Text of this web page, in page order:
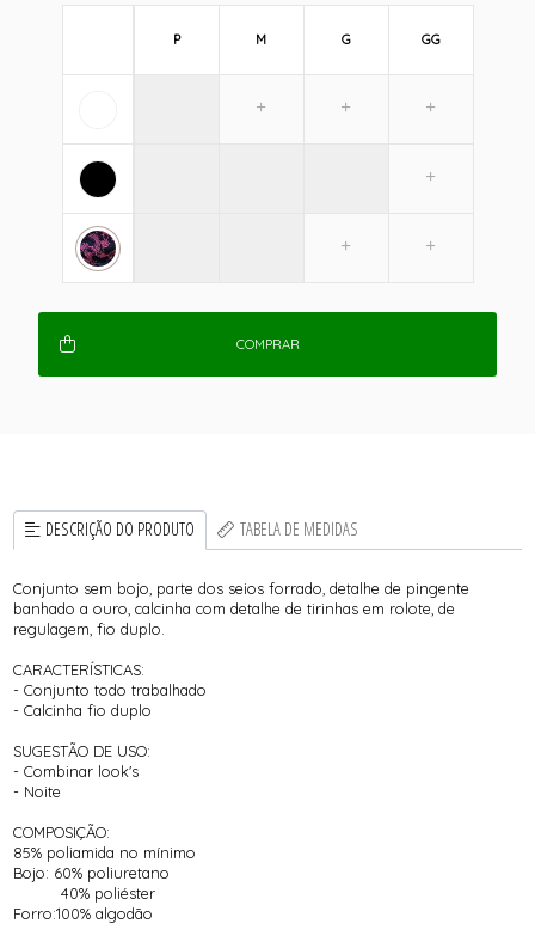
P M G GG
COMPRAR
DESCRIÇÃO DO PRODUTO TABELA DE MEDIDAS
Conjunto sem bojo, parte dos seios forrado, detalhe de pingente
banhado a ouro, calcinha com detalhe de tirinhas em rolote, de
regulagem, fio duplo.
CARACTERÍSTICAS:
- Conjunto todo trabalhado
- Calcinha fio duplo
SUGESTÃO DE USO:
- Combinar look's
- Noite
COMPOSIÇÃO:
85% poliamida no mínimo
Bojo: 60% poliuretano
40% poliéster
Forro:100% algodão